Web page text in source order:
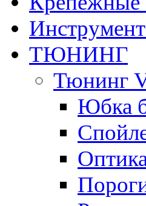
ТЮНИНГ
Тюнинг
Юбка